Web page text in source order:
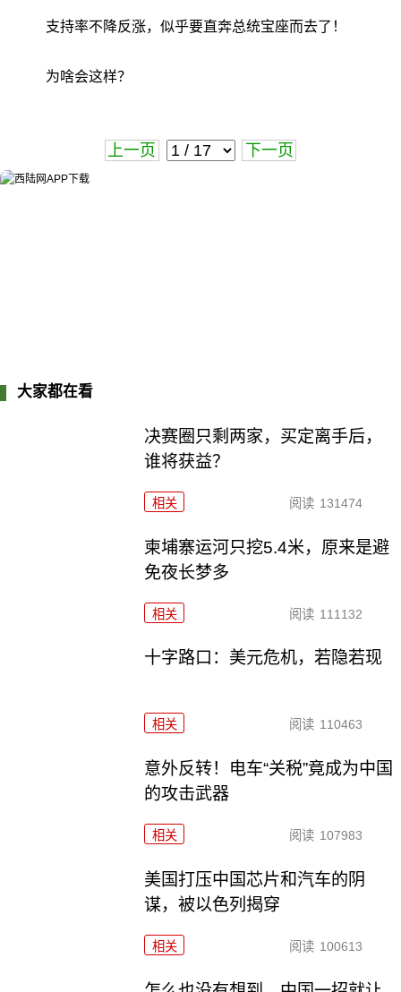
支持率不降反涨，似乎要直奔总统宝座而去了！
为啥会这样？
上一页 下一页
大家都在看
决赛圈只剩两家，买定离手后，
谁将获益？
相关 阅读 131474
柬埔寨运河只挖5.4米，原来是避
免夜长梦多
相关 阅读 111132
十字路口：美元危机，若隐若现
相关 阅读 110463
意外反转！电车“关税”竟成为中国
的攻击武器
相关 阅读 107983
美国打压中国芯片和汽车的阴
谋，被以色列揭穿
相关 阅读 100613